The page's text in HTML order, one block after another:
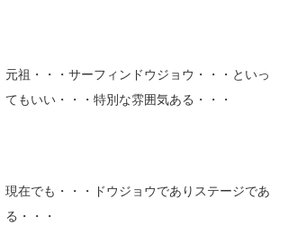
元祖・・・サーフィンドウジョウ・・・といっ
てもいい・・・特別な雰囲気ある・・・
現在でも・・・ドウジョウでありステージであ
る・・・